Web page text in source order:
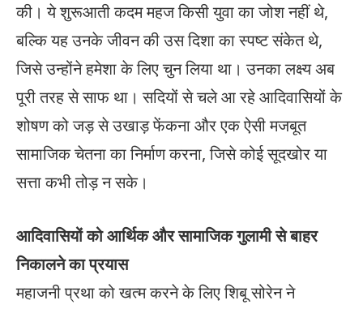
की। ये शुरूआती कदम महज किसी युवा का जोश नहीं थे,
बल्कि यह उनके जीवन की उस दिशा का स्पष्ट संकेत थे,
जिसे उन्होंने हमेशा के लिए चुन लिया था। उनका लक्ष्य अब
पूरी तरह से साफ था। सदियों से चले आ रहे आदिवासियों के
शोषण को जड़ से उखाड़ फेंकना और एक ऐसी मजबूत
सामाजिक चेतना का निर्माण करना, जिसे कोई सूदखोर या
सत्ता कभी तोड़ न सके।
आदिवासियों को आर्थिक और सामाजिक गुलामी से बाहर
निकालने का प्रयास
महाजनी प्रथा को खत्म करने के लिए शिबू सोरेन ने